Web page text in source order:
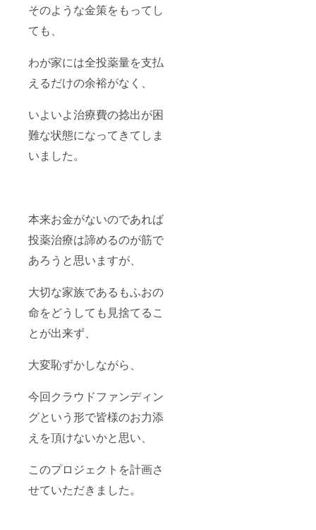
そのような金策をもってし
ても、
わが家には全投薬量を支払
えるだけの余裕がなく、
いよいよ治療費の捻出が困
難な状態になってきてしま
いました。
本来お金がないのであれば
投薬治療は諦めるのが筋で
あろうと思いますが、
大切な家族であるもふおの
命をどうしても見捨てるこ
とが出来ず、
大変恥ずかしながら、
今回クラウドファンディン
グという形で皆様のお力添
えを頂けないかと思い、
このプロジェクトを計画さ
せていただきました。